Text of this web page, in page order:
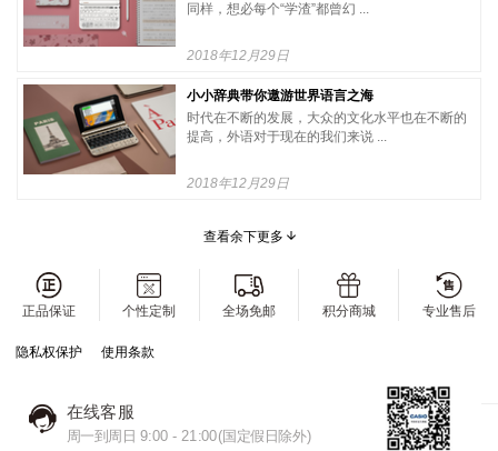
同样，想必每个“学渣”都曾幻 ...
2018年12月29日
小小辞典带你遨游世界语言之海
时代在不断的发展，大众的文化水平也在不断的
提高，外语对于现在的我们来说 ...
2018年12月29日
查看余下更多
正品保证 个性定制 全场免邮 积分商城 专业售后
隐私权保护 使用条款
在线客服
周一到周日 9:00 - 21:00(国定假日除外)